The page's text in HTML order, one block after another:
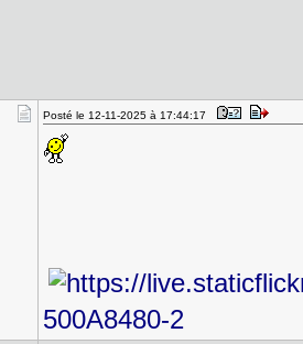
Posté le 12-11-2025 à 17:44:17
500A8480-2